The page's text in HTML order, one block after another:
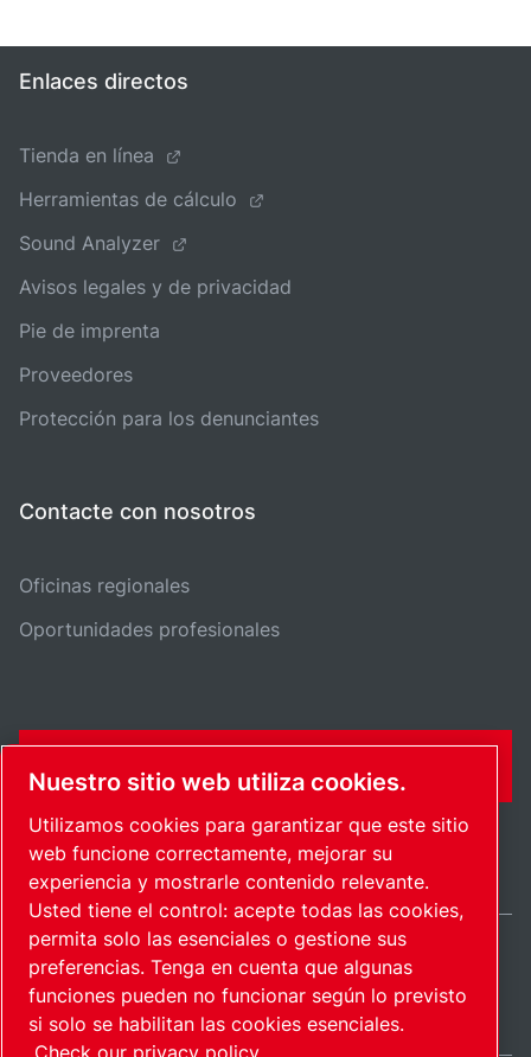
Enlaces directos
Tienda en línea
Herramientas de cálculo
Sound Analyzer
Avisos legales y de privacidad
Pie de imprenta
Proveedores
Protección para los denunciantes
Contacte con nosotros
Oficinas regionales
Oportunidades profesionales
Mapa del sitioAdministrar cookies © 2026 Copyright.
Spain / ES
Nuestro sitio web utiliza cookies.
Utilizamos cookies para garantizar que este sitio
web funcione correctamente, mejorar su
experiencia y mostrarle contenido relevante.
Usted tiene el control: acepte todas las cookies,
permita solo las esenciales o gestione sus
preferencias. Tenga en cuenta que algunas
funciones pueden no funcionar según lo previsto
si solo se habilitan las cookies esenciales.